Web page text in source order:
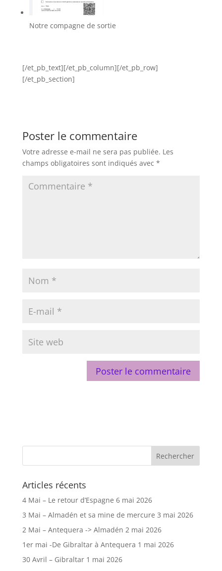
Notre compagne de sortie
[/et_pb_text][/et_pb_column][/et_pb_row]
[/et_pb_section]
Poster le commentaire
Votre adresse e-mail ne sera pas publiée. Les
champs obligatoires sont indiqués avec *
Articles récents
4 Mai – Le retour d’Espagne 6 mai 2026
3 Mai – Almadén et sa mine de mercure 3 mai 2026
2 Mai – Antequera -> Almadén 2 mai 2026
1er mai -De Gibraltar à Antequera 1 mai 2026
30 Avril – Gibraltar 1 mai 2026